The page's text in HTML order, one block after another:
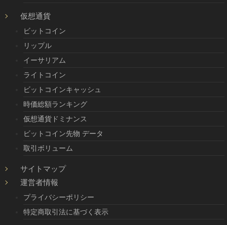
仮想通貨
ビットコイン
リップル
イーサリアム
ライトコイン
ビットコインキャッシュ
時価総額ランキング
仮想通貨ドミナンス
ビットコイン先物 データ
取引ボリューム
サイトマップ
運営者情報
プライバシーポリシー
特定商取引法に基づく表示